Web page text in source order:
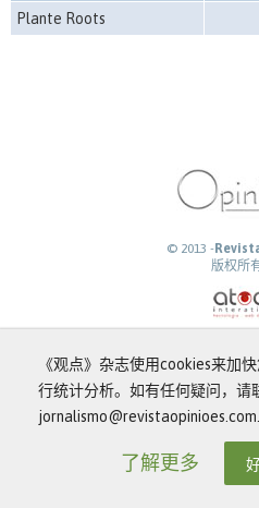
Plante Roots
© 2013 -
版权所
《观点》杂志使用cookies来加
行统计分析。如有任何疑问，请
了解更多